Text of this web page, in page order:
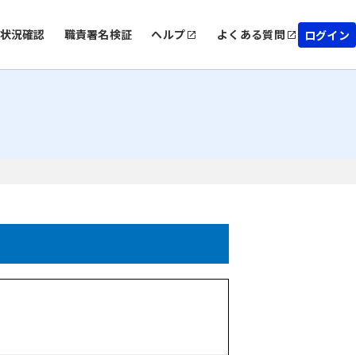
況確認 職責署名検証 ヘルプ よくある質問 ログイン